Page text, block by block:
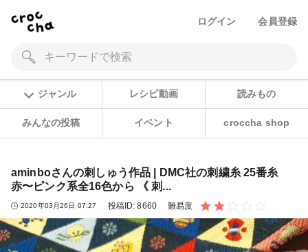
ログイン 会員登録
ジャンル レシピ動画 読みもの
みんなの投稿 イベント croccha shop
aminboさんの刺しゅう作品 | DMC社の刺繍糸 25番糸
赤〜ピンク系全16色から 《 刺...
2020年03月26日 07:27 投稿ID:8660 難易度